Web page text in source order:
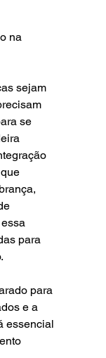
na
sejam
se
para
para
e a
essencial